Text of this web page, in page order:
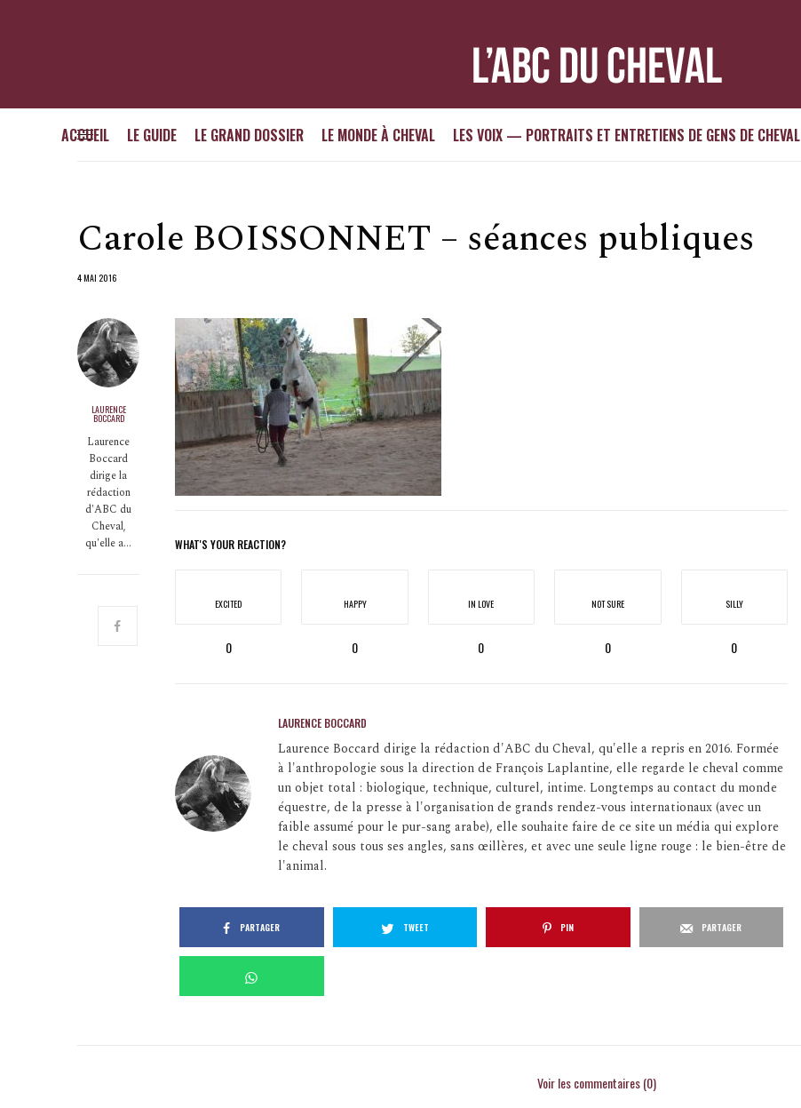
ACCUEIL LE GUIDE LE GRAND DOSSIER LE MONDE À CHEVAL LES VOIX — PORTRAITS ET ENTRETIENS DE GENS DE CHEVAL
Carole BOISSONNET – séances publiques
4 MAI 2016
LAURENCE
BOCCARD
Laurence
Boccard
dirige la
rédaction
d'ABC du
Cheval,
qu'elle a…
WHAT'S YOUR REACTION?
EXCITED
0
HAPPY
0
IN LOVE
0
NOT SURE
0
SILLY
0
LAURENCE BOCCARD
Laurence Boccard dirige la rédaction d'ABC du Cheval, qu'elle a repris en 2016. Formée
à l'anthropologie sous la direction de François Laplantine, elle regarde le cheval comme
un objet total : biologique, technique, culturel, intime. Longtemps au contact du monde
équestre, de la presse à l'organisation de grands rendez-vous internationaux (avec un
faible assumé pour le pur-sang arabe), elle souhaite faire de ce site un média qui explore
le cheval sous tous ses angles, sans œillères, et avec une seule ligne rouge : le bien-être de
l'animal.
PARTAGER TWEET PIN PARTAGER
Voir les commentaires (0)